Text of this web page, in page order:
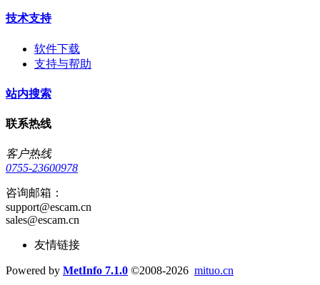
技术支持
软件下载
支持与帮助
站内搜索
联系热线
客户热线
0755-23600978
咨询邮箱：
support@escam.cn
sales@escam.cn
友情链接
Powered by MetInfo 7.1.0 ©2008-2026 mituo.cn